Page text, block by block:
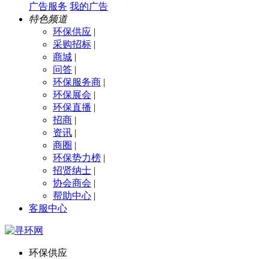
广告服务 我的广告
特色频道
环保供应 |
采购招标 |
商城 |
问答 |
环保服务商 |
环保展会 |
环保直播 |
招商 |
资讯 |
商圈 |
环保势力榜 |
招贤纳士 |
协会商会 |
帮助中心 |
客服中心
环保供应